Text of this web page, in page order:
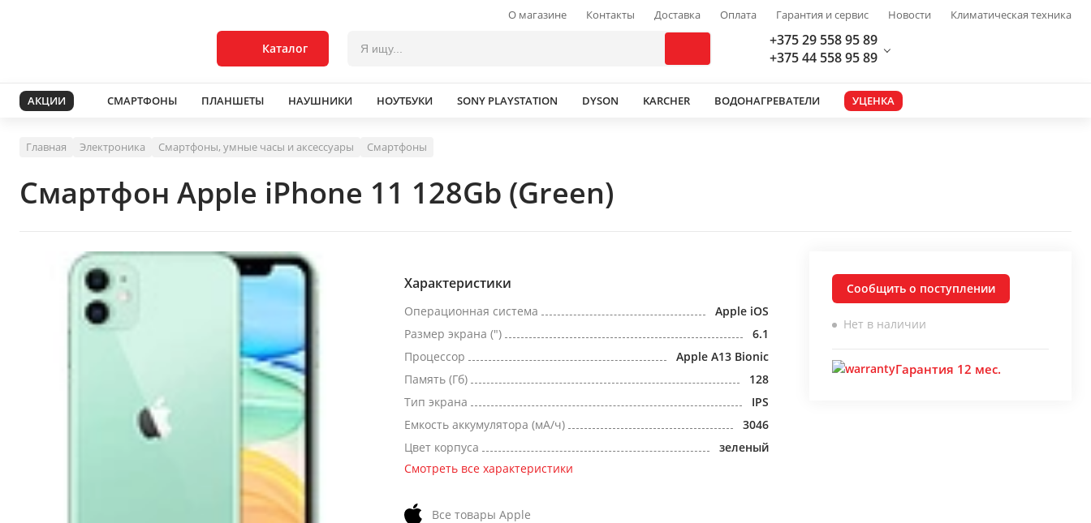
О магазине Контакты Доставка Оплата Гарантия и сервис Новости Климатическая техника
Каталог
+375 29 558 95 89
+375 44 558 95 89
АКЦИИ СМАРТФОНЫ ПЛАНШЕТЫ НАУШНИКИ НОУТБУКИ SONY PLAYSTATION DYSON KARCHER ВОДОНАГРЕВАТЕЛИ УЦЕНКА
Главная Электроника Смартфоны, умные часы и аксессуары Смартфоны
Смартфон Apple iPhone 11 128Gb (Green)
Характеристики
Операционная система
Apple iOS
Размер экрана (")
6.1
Процессор
Apple A13 Bionic
Память (Гб)
128
Тип экрана
IPS
Емкость аккумулятора (мА/ч)
3046
Цвет корпуса
зеленый
Смотреть все характеристики
Все товары Apple
Сообщить о поступлении
Нет в наличии
Гарантия 12 мес.